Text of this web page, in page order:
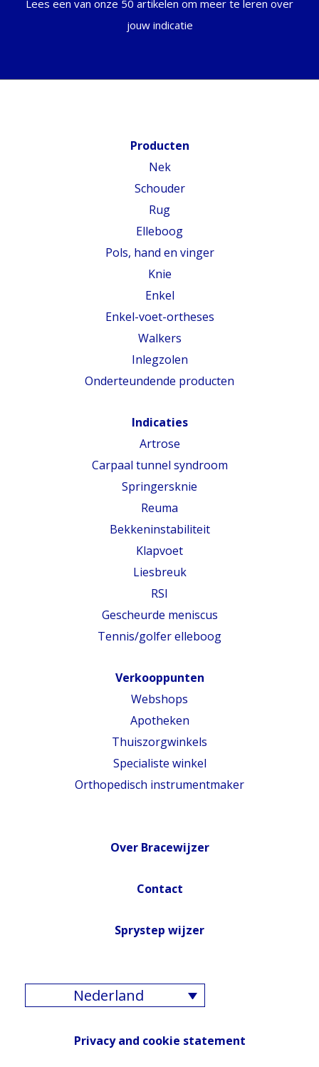
Lees een van onze 50 artikelen om meer te leren over
jouw indicatie
Producten
Nek
Schouder
Rug
Elleboog
Pols, hand en vinger
Knie
Enkel
Enkel-voet-ortheses
Walkers
Inlegzolen
Onderteundende producten
Indicaties
Artrose
Carpaal tunnel syndroom
Springersknie
Reuma
Bekkeninstabiliteit
Klapvoet
Liesbreuk
RSI
Gescheurde meniscus
Tennis/golfer elleboog
Verkooppunten
Webshops
Apotheken
Thuiszorgwinkels
Specialiste winkel
Orthopedisch instrumentmaker
Over Bracewijzer
Contact
Sprystep wijzer
Nederland
Privacy and cookie statement